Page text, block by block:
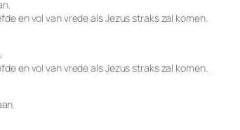
en vol van vrede als Jezus straks zal komen.
en vol van vrede als Jezus straks zal komen.